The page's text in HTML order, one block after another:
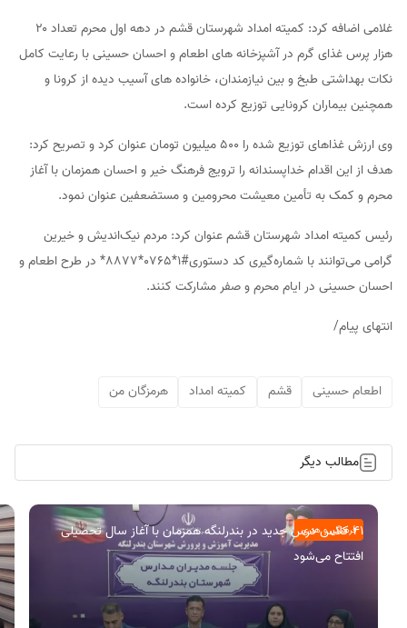
غلامی اضافه کرد: کمیته امداد شهرستان قشم در دهه اول محرم تعداد ۲۰
هزار پرس غذای گرم در آشپزخانه های اطعام و احسان حسینی با رعایت کامل
نکات بهداشتی طبخ و بین نیازمندان، خانواده های آسیب دیده از کرونا و
همچنین بیماران کرونایی توزیع کرده است.
وی ارزش غذاهای توزیع شده را ۵۰۰ میلیون تومان عنوان کرد و تصریح کرد:
هدف از این اقدام خداپسندانه را ترویج فرهنگ خیر و احسان همزمان با آغاز
محرم و کمک به تأمین معیشت محرومین و مستضعفین عنوان نمود.
رئیس کمیته امداد شهرستان قشم عنوان کرد: مردم نیک‌اندیش و خیرین
گرامی می‌توانند با شماره‌گیری کد دستوری#1*0765*8877* در طرح اطعام و
احسان حسینی در ایام محرم و صفر مشارکت کنند.
انتهای پیام/
اطعام حسینی قشم کمیته امداد هرمزگان من
مطالب دیگر
فرهنگی و هنری
۴۱ کلاس درس جدید در بندرلنگه همزمان با آغاز سال تحصیلی
افتتاح می‌شود